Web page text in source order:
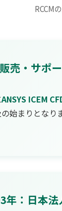
RCCM
売・サポ
ANSYS ICEM
始まりとなり
年：日本法